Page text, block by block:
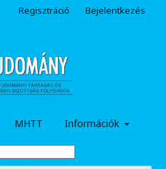
MHTT Információk
Regisztráció Bejelentkezés